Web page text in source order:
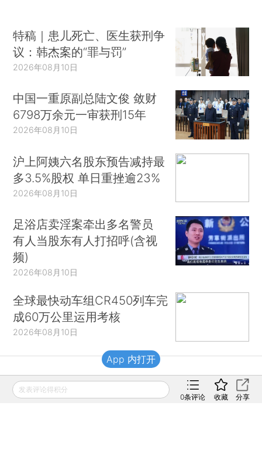
特稿｜患儿死亡、医生获刑争
议：韩杰案的“罪与罚”
2026年08月10日
中国一重原副总陆文俊 敛财
6798万余元一审获刑15年
2026年08月10日
沪上阿姨六名股东预告减持最
多3.5%股权 单日重挫逾23%
2026年08月10日
足浴店卖淫案牵出多名警员
有人当股东有人打招呼(含视
频)
2026年08月10日
全球最快动车组CR450列车完
成60万公里运用考核
2026年08月10日
财新移动
发表评论得积分
0条评论 收藏 分享
App 内打开